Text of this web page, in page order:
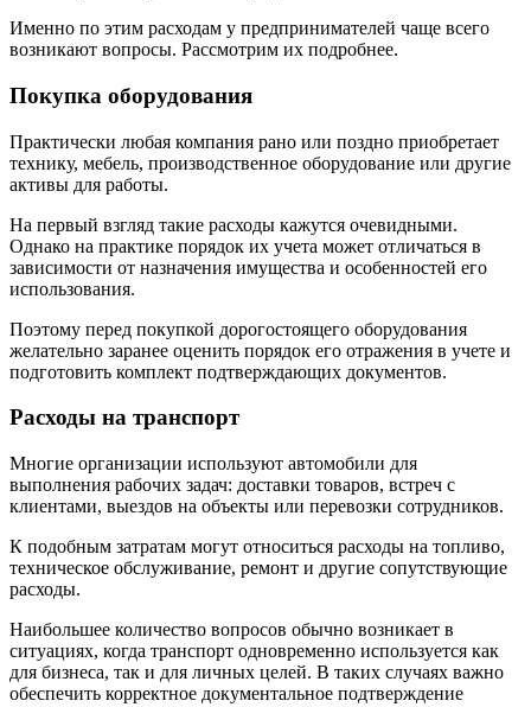
Именно по этим расходам у предпринимателей чаще всего
возникают вопросы. Рассмотрим их подробнее.
Покупка оборудования
Практически любая компания рано или поздно приобретает
технику, мебель, производственное оборудование или другие
активы для работы.
На первый взгляд такие расходы кажутся очевидными.
Однако на практике порядок их учета может отличаться в
зависимости от назначения имущества и особенностей его
использования.
Поэтому перед покупкой дорогостоящего оборудования
желательно заранее оценить порядок его отражения в учете и
подготовить комплект подтверждающих документов.
Расходы на транспорт
Многие организации используют автомобили для
выполнения рабочих задач: доставки товаров, встреч с
клиентами, выездов на объекты или перевозки сотрудников.
К подобным затратам могут относиться расходы на топливо,
техническое обслуживание, ремонт и другие сопутствующие
расходы.
Наибольшее количество вопросов обычно возникает в
ситуациях, когда транспорт одновременно используется как
для бизнеса, так и для личных целей. В таких случаях важно
обеспечить корректное документальное подтверждение